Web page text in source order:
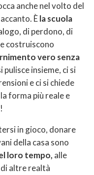
anche nel volto del
Èla scuola
di perdono, di
costruiscono
vero senza
pulisce insieme, ci si
e ci si chiede
forma più reale e
!
in gioco, donare
della casa sono
loro tempo, alle
altre realtà